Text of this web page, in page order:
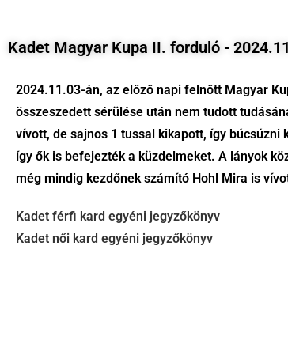
Kadet Magyar Kupa II. forduló -
2024.11.03-án, az előző napi felnőtt Magyar
összeszedett sérülése után nem tudott
vívott, de sajnos 1 tussal kikapott, így
így ők is befejezték a küzdelmeket. A lányok
még mindig kezdőnek számító Hohl Mira is
Kadet férfi kard egyéni jegyzőkönyv
Kadet női kard egyéni jegyzőkönyv